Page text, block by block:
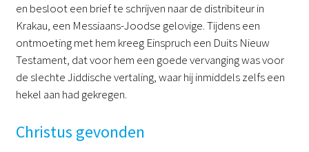
en besloot een brief te schrijven naar de distribiteur in
Krakau, een Messiaans-Joodse gelovige. Tijdens een
ontmoeting met hem kreeg Einspruch een Duits Nieuw
Testament, dat voor hem een goede vervanging was voor
de slechte Jiddische vertaling, waar hij inmiddels zelfs een
hekel aan had gekregen.
Christus gevonden